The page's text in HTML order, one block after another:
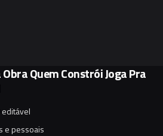
Quem Constrói Joga Pra
e pessoais